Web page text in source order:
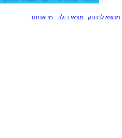
מנשא לתינוק מצאי דולה מי אנחנו